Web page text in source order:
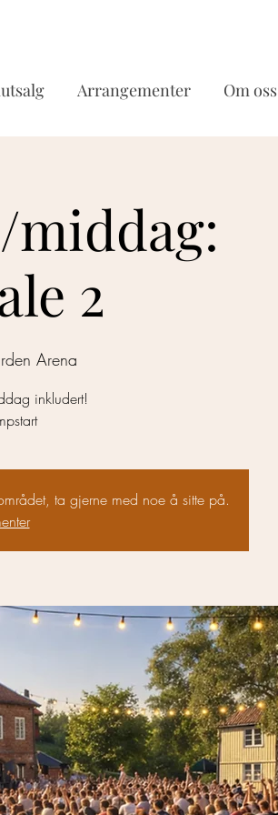
Arrangementer Om oss
2
Arena
inkludert!
ta gjerne med noe å sitte på.